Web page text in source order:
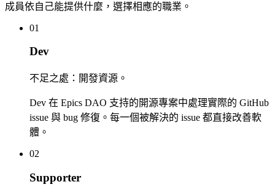
成員依自己能提供什麼，選擇相應的職業。
01
Dev
不足之處：開發資源。
Dev 在 Epics DAO 支持的開源專案中處理實際的 GitHub
issue 與 bug 修復。每一個被解決的 issue 都直接改善軟
體。
02
Supporter